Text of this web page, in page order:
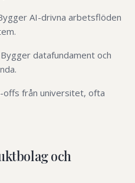
AI-drivna arbetsflöden
Bygger datafundament och
offs från universitet, ofta
och